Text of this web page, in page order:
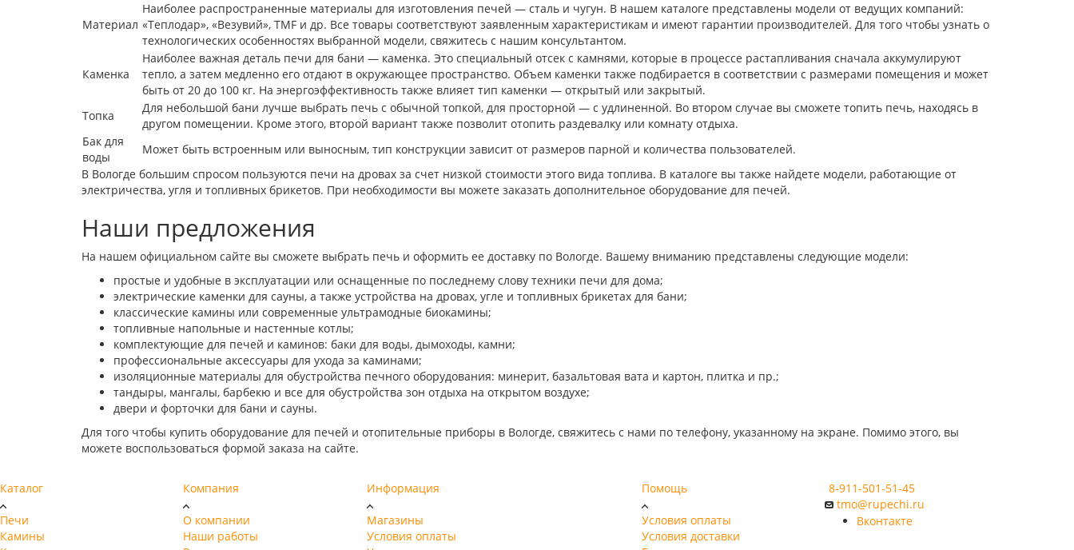
Материал
Наиболее распространенные материалы для изготовления печей ― сталь и чугун. В нашем каталоге представлены модели от ведущих компаний:
«Теплодар», «Везувий», TMF и др. Все товары соответствуют заявленным характеристикам и имеют гарантии производителей. Для того чтобы узнать о
технологических особенностях выбранной модели, свяжитесь с нашим консультантом.
Каменка
Наиболее важная деталь печи для бани ― каменка. Это специальный отсек с камнями, которые в процессе растапливания сначала аккумулируют
тепло, а затем медленно его отдают в окружающее пространство. Объем каменки также подбирается в соответствии с размерами помещения и может
быть от 20 до 100 кг. На энергоэффективность также влияет тип каменки ― открытый или закрытый.
Топка
Для небольшой бани лучше выбрать печь с обычной топкой, для просторной ― с удлиненной. Во втором случае вы сможете топить печь, находясь в
другом помещении. Кроме этого, второй вариант также позволит отопить раздевалку или комнату отдыха.
Бак для
воды
Может быть встроенным или выносным, тип конструкции зависит от размеров парной и количества пользователей.
В Вологде большим спросом пользуются печи на дровах за счет низкой стоимости этого вида топлива. В каталоге вы также найдете модели, работающие от
электричества, угля и топливных брикетов. При необходимости вы можете заказать дополнительное оборудование для печей.
Наши предложения
На нашем официальном сайте вы сможете выбрать печь и оформить ее доставку по Вологде. Вашему вниманию представлены следующие модели:
простые и удобные в эксплуатации или оснащенные по последнему слову техники печи для дома;
электрические каменки для сауны, а также устройства на дровах, угле и топливных брикетах для бани;
классические камины или современные ультрамодные биокамины;
топливные напольные и настенные котлы;
комплектующие для печей и каминов: баки для воды, дымоходы, камни;
профессиональные аксессуары для ухода за каминами;
изоляционные материалы для обустройства печного оборудования: минерит, базальтовая вата и картон, плитка и пр.;
тандыры, мангалы, барбекю и все для обустройства зон отдыха на открытом воздухе;
двери и форточки для бани и сауны.
Для того чтобы купить оборудование для печей и отопительные приборы в Вологде, свяжитесь с нами по телефону, указанному на экране. Помимо этого, вы
можете воспользоваться формой заказа на сайте.
Каталог
Печи
Камины
Компания
О компании
Наши работы
Информация
Магазины
Условия оплаты
Помощь
Условия оплаты
Условия доставки
8-911-501-51-45
tmo@rupechi.ru
Вконтакте